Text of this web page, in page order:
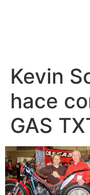
Kevin
hace
GAS